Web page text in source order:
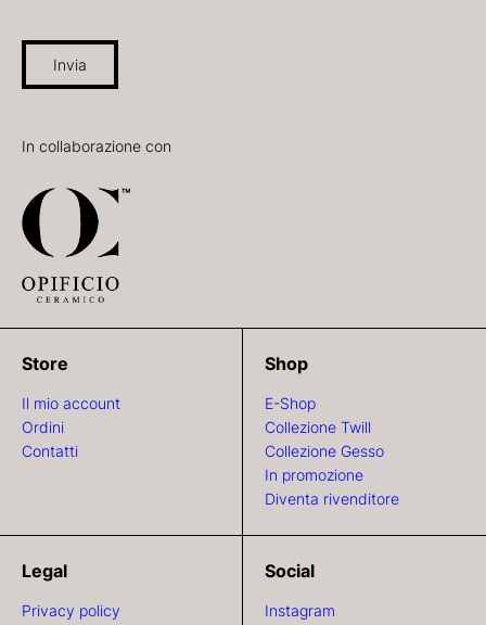
Invia
In collaborazione con
Store
Il mio account
Ordini
Contatti
Shop
E-Shop
Collezione Twill
Collezione Gesso
In promozione
Diventa rivenditore
Legal
Privacy policy
Social
Instagram